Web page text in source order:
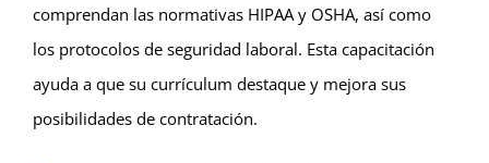
comprendan las normativas HIPAA y OSHA, así como
los protocolos de seguridad laboral. Esta capacitación
ayuda a que su currículum destaque y mejora sus
posibilidades de contratación.